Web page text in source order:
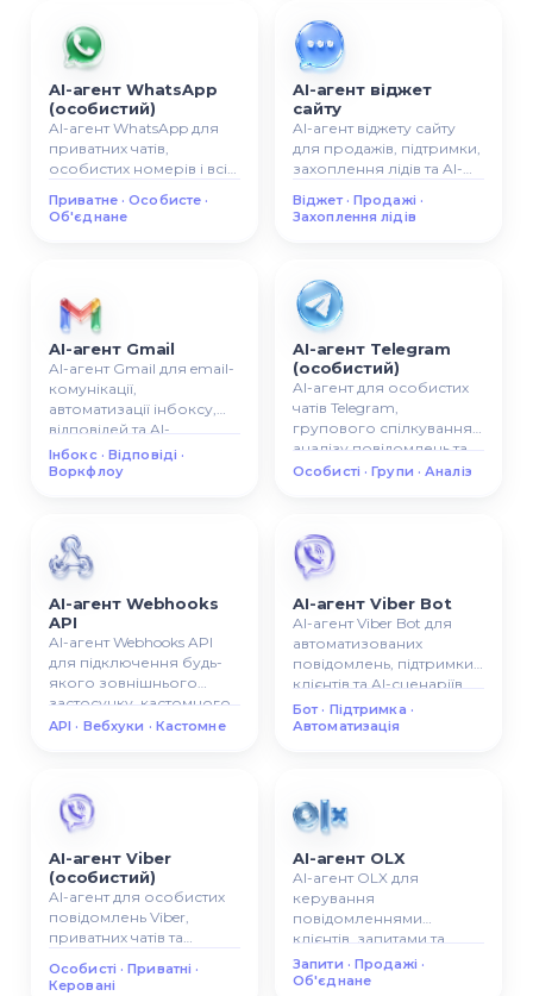
AI-агент WhatsApp
(особистий)
AI-агент WhatsApp для
приватних чатів,
особистих номерів і всіх
системі.
Приватне · Особисте ·
Об'єднане
AI-агент віджет
сайту
AI-агент віджету сайту
для продажів, підтримки,
захоплення лідів та AI-
вашому сайті.
Віджет · Продажі ·
Захоплення лідів
AI-агент Gmail
AI-агент Gmail для email-
комунікації,
автоматизації інбоксу,
відповідей та AI-
сценаріїв роботи з
поштою.
Інбокс · Відповіді ·
Воркфлоу
AI-агент Telegram
(особистий)
AI-агент для особистих
чатів Telegram,
групового спілкування,
аналізу повідомлень та
керування AI-чатами.
Особисті · Групи · Аналіз
AI-агент Webhooks
API
AI-агент Webhooks API
для підключення будь-
якого зовнішнього
застосунку, кастомного
API, автоматизації або AI-
API · Вебхуки · Кастомне
AI-агент Viber Bot
AI-агент Viber Bot для
автоматизованих
повідомлень, підтримки
клієнтів та AI-сценаріїв
спілкування.
Бот · Підтримка ·
Автоматизація
AI-агент Viber
(особистий)
AI-агент для особистих
повідомлень Viber,
приватних чатів та
Особисті · Приватні ·
Керовані
AI-агент OLX
AI-агент OLX для
керування
повідомленнями
клієнтів, запитами та
продажами з OLX в одній
системі.
Запити · Продажі ·
Об'єднане